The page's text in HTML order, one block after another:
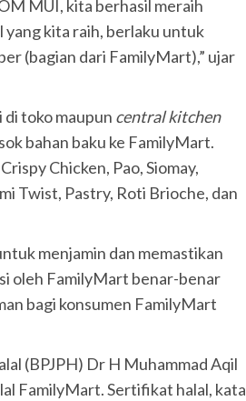
MUI, kita berhasil meraih
kita raih, berlaku untuk
(bagian dari FamilyMart),” ujar
toko maupun central kitchen
bahan baku ke FamilyMart.
Chicken, Pao, Siomay,
Twist, Pastry, Roti Brioche, dan
menjamin dan memastikan
oleh FamilyMart benar-benar
bagi konsumen FamilyMart
(BPJPH) Dr H Muhammad Aqil
FamilyMart. Sertifikat halal, kata